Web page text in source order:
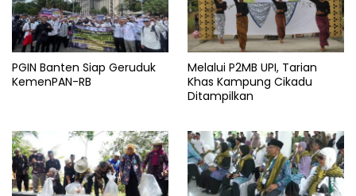
PGIN Banten Siap Geruduk
KemenPAN-RB
Melalui P2MB UPI, Tarian
Khas Kampung Cikadu
Ditampilkan